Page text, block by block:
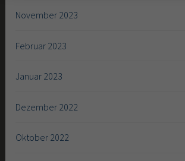
November 2023
Februar 2023
Januar 2023
Dezember 2022
Oktober 2022